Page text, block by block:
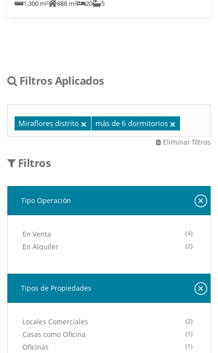
1,300 m² 888 m² 20 5
Filtros Aplicados
Miraflores distrito más de 6 dormitorios
Eliminar filtros
Filtros
Tipo Operación
En Venta (4)
En Alquiler (2)
Tipos de Propiedades
Locales Comerciales (2)
Casas como Oficina (1)
Oficinas (1)